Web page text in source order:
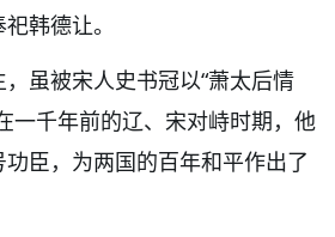
韩德让。
虽被宋人史书冠以“萧太后情
一千年前的辽、宋对峙时期，他
臣，为两国的百年和平作出了